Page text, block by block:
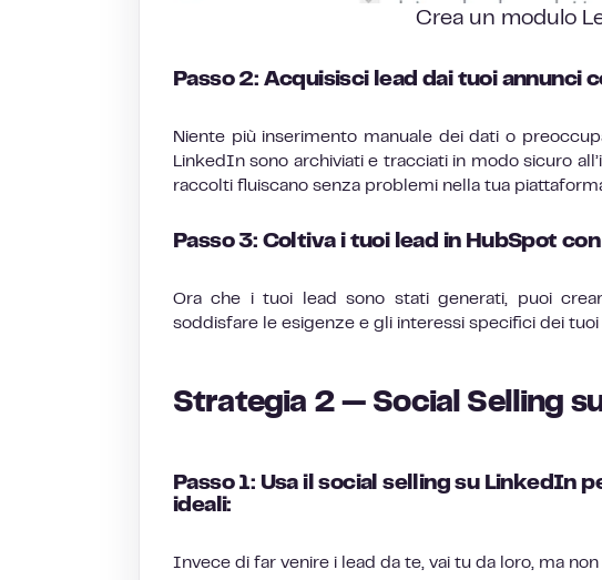
Crea un modulo
Passo 2: Acquisisci lead dai tuoi annunci
Niente più inserimento manuale dei dati o
LinkedIn sono archiviati e tracciati in modo sicuro
raccolti fluiscano senza problemi nella tua
Passo 3: Coltiva i tuoi lead in HubSpot
Ora che i tuoi lead sono stati generati, puoi
soddisfare le esigenze e gli interessi specifici dei tuoi
Strategia 2 — Social Selling
Passo 1: Usa il social selling su
ideali:
Invece di far venire i lead da te, vai tu da loro, ma